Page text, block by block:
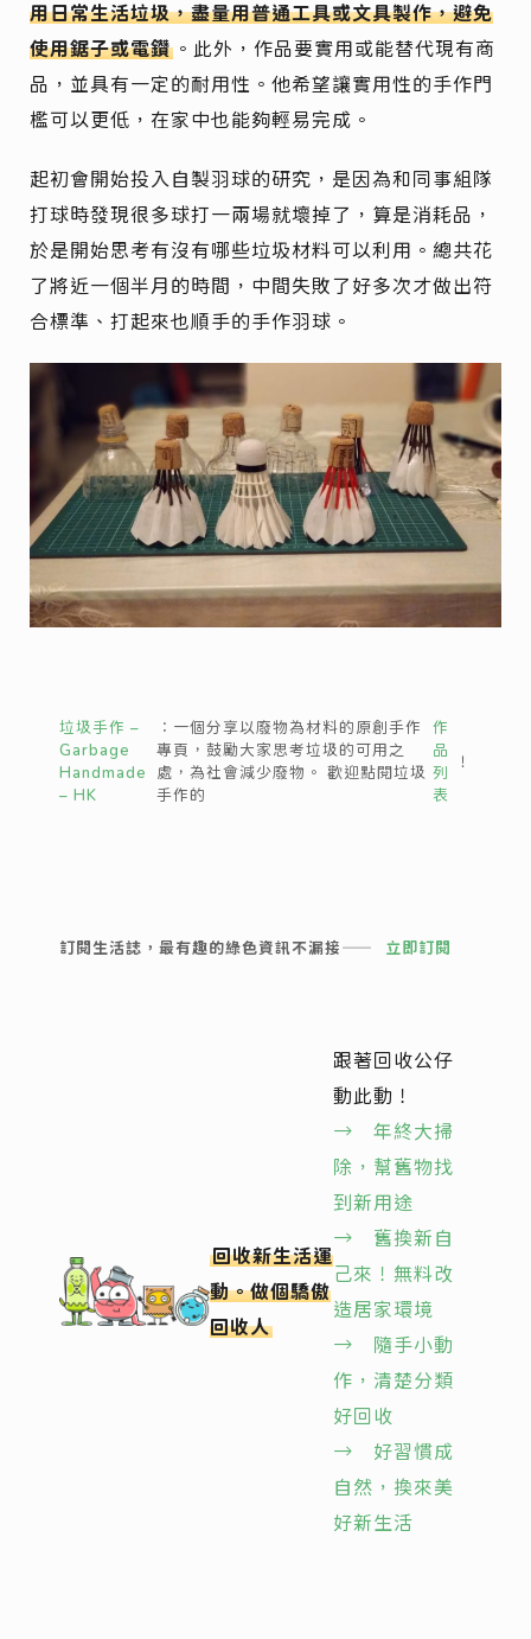
用日常生活垃圾，盡量用普通工具或文具製作，避免
使用鋸子或電鑽 。此外，作品要實用或能替代現有商
品，並具有一定的耐用性。他希望讓實用性的手作門
檻可以更低，在家中也能夠輕易完成。
起初會開始投入自製羽球的研究，是因為和同事組隊
打球時發現很多球打一兩場就壞掉了，算是消耗品，
於是開始思考有沒有哪些垃圾材料可以利用。總共花
了將近一個半月的時間，中間失敗了好多次才做出符
合標準、打起來也順手的手作羽球。
垃圾手作 –
Garbage
Handmade
– HK
：一個分享以廢物為材料的原創手作
專頁，鼓勵大家思考垃圾的可用之
處，為社會減少廢物。 歡迎點閱垃圾
手作的
作
品
列
表
！
訂閱生活誌，最有趣的綠色資訊不漏接—— 立即訂閱
回收新生活運
動。做個驕傲
回收人
跟著回收公仔
動此動！
→ 年終大掃
除，幫舊物找
到新用途
→ 舊換新自
己來！無料改
造居家環境
→ 隨手小動
作，清楚分類
好回收
→ 好習慣成
自然，換來美
好新生活